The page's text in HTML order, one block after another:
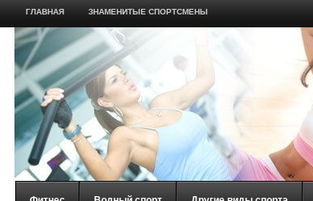
ГЛАВНАЯ ЗНАМЕНИТЫЕ СПОРТСМЕНЫ